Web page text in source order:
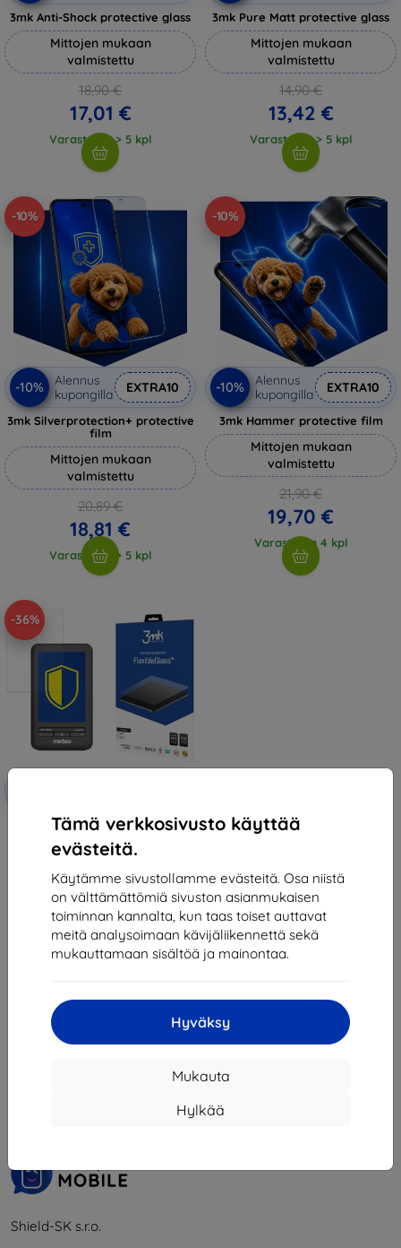
Tämä verkkosivusto käyttää
evästeitä.
Käytämme sivustollamme evästeitä. Osa niistä
on välttämättömiä sivuston asianmukaisen
toiminnan kannalta, kun taas toiset auttavat
meitä analysoimaan kävijäliikennettä sekä
mukauttamaan sisältöä ja mainontaa.
Hyväksy
Mukauta
Hylkää
3mk Anti-Shock protective glass
Mittojen mukaan
valmistettu
18,90 €
17,01 €
Varastossa > 5 kpl
3mk Pure Matt protective glass
Mittojen mukaan
valmistettu
14,90 €
13,42 €
Varastossa > 5 kpl
-10%
-10%
Alennus
kupongilla
EXTRA10
3mk Silverprotection+ protective
film
Mittojen mukaan
valmistettu
20,89 €
18,81 €
Varastossa > 5 kpl
-10%
-10%
Alennus
kupongilla
EXTRA10
3mk Hammer protective film
Mittojen mukaan
valmistettu
21,90 €
19,70 €
Varastossa 4 kpl
-36%
3MK FlexibleGlass Meteo SP98
Hybrid Glass
13,90 €
8,90 €
Varastossa 2 kpl
yhteensä5.
Shield-SK s.r.o.